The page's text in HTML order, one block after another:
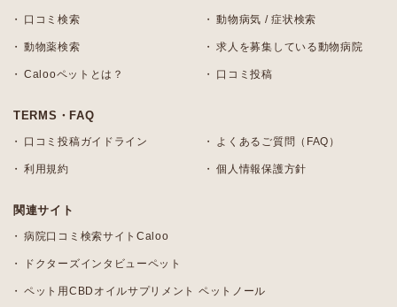
口コミ検索 動物病気 / 症状検索
動物薬検索 求人を募集している動物病院
Calooペットとは？ 口コミ投稿
TERMS・FAQ
口コミ投稿ガイドライン よくあるご質問（FAQ）
利用規約 個人情報保護方針
関連サイト
病院口コミ検索サイトCaloo
ドクターズインタビューペット
ペット用CBDオイルサプリメント ペットノール